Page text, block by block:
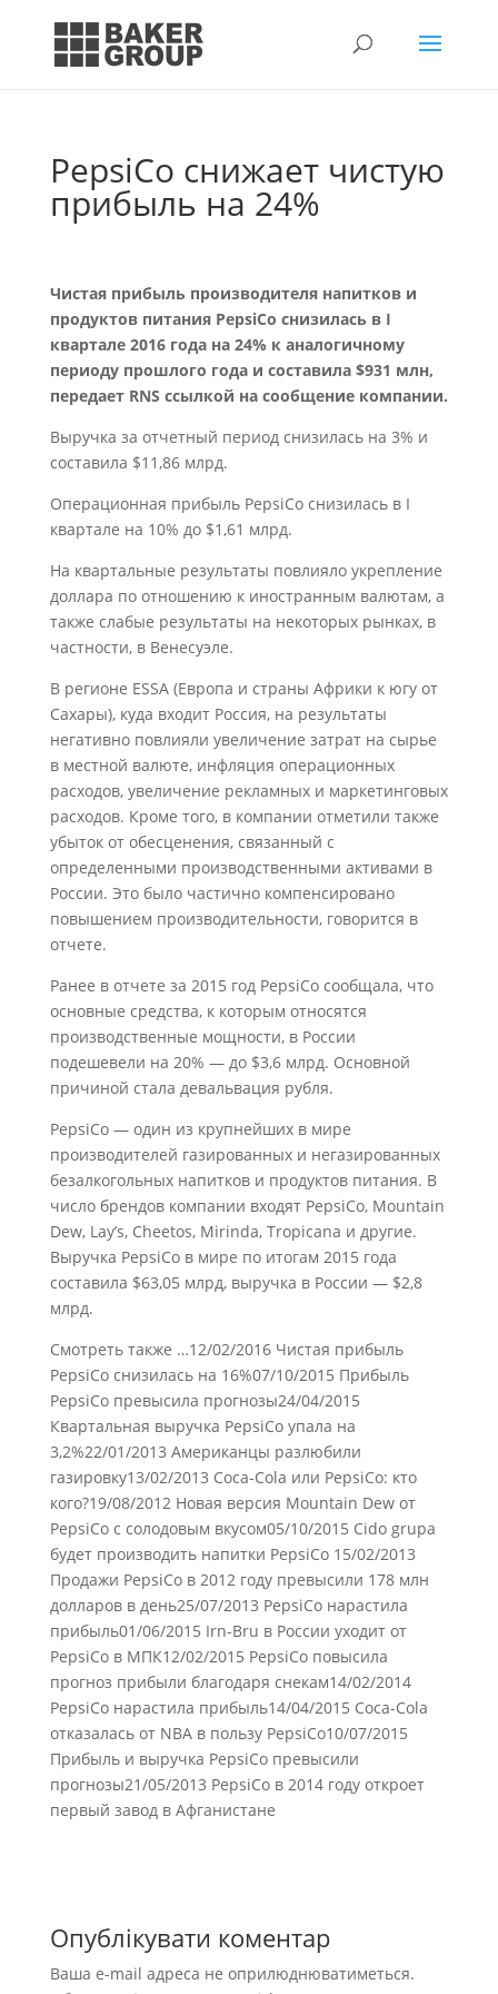
PepsiCo снижает чистую
прибыль на 24%
Чистая прибыль производителя напитков и
продуктов питания PepsiCo снизилась в I
квартале 2016 года на 24% к аналогичному
периоду прошлого года и составила $931 млн,
передает RNS ссылкой на сообщение компании.
Выручка за отчетный период снизилась на 3% и
составила $11,86 млрд.
Операционная прибыль PepsiCo снизилась в I
квартале на 10% до $1,61 млрд.
На квартальные результаты повлияло укрепление
доллара по отношению к иностранным валютам, а
также слабые результаты на некоторых рынках, в
частности, в Венесуэле.
В регионе ESSA (Европа и страны Африки к югу от
Сахары), куда входит Россия, на результаты
негативно повлияли увеличение затрат на сырье
в местной валюте, инфляция операционных
расходов, увеличение рекламных и маркетинговых
расходов. Кроме того, в компании отметили также
убыток от обесценения, связанный с
определенными производственными активами в
России. Это было частично компенсировано
повышением производительности, говорится в
отчете.
Ранее в отчете за 2015 год PepsiCo сообщала, что
основные средства, к которым относятся
производственные мощности, в России
подешевели на 20% — до $3,6 млрд. Основной
причиной стала девальвация рубля.
PepsiCo — один из крупнейших в мире
производителей газированных и негазированных
безалкогольных напитков и продуктов питания. В
число брендов компании входят PepsiCo, Mountain
Dew, Lay’s, Cheetos, Mirinda, Tropicana и другие.
Выручка PepsiCo в мире по итогам 2015 года
составила $63,05 млрд, выручка в России — $2,8
млрд.
Смотреть также …12/02/2016 Чистая прибыль
PepsiCo снизилась на 16%07/10/2015 Прибыль
PepsiCo превысила прогнозы24/04/2015
Квартальная выручка PepsiCo упала на
3,2%22/01/2013 Американцы разлюбили
газировку13/02/2013 Coca-Cola или PepsiCo: кто
кого?19/08/2012 Новая версия Mountain Dew от
PepsiCo с солодовым вкусом05/10/2015 Cido grupa
будет производить напитки PepsiCo 15/02/2013
Продажи PepsiCo в 2012 году превысили 178 млн
долларов в день25/07/2013 PepsiCo нарастила
прибыль01/06/2015 Irn-Bru в России уходит от
PepsiCo в МПК12/02/2015 PepsiCo повысила
прогноз прибыли благодаря снекам14/02/2014
PepsiCo нарастила прибыль14/04/2015 Coca-Cola
отказалась от NBA в пользу PepsiCo10/07/2015
Прибыль и выручка PepsiCo превысили
прогнозы21/05/2013 PepsiCo в 2014 году откроет
первый завод в Афганистане
Опублікувати коментар
Ваша e-mail адреса не оприлюднюватиметься.